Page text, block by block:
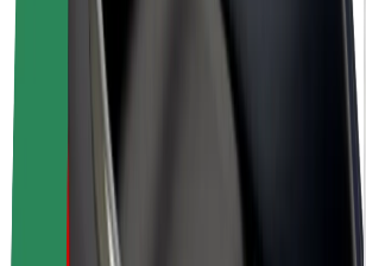
Autovadītāji
Autovadītāja ieņēmumi
Kurjeri
Kurjerpartnera ieņēmumi
Bolt Food tirgotāji
Reģistrē autoparku